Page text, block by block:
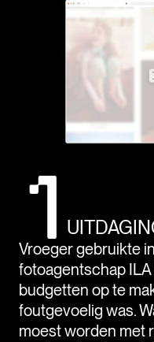
Vroeger gebruikte
fotoagentschap
budgetten op te
foutgevoelig was.
moest worden met